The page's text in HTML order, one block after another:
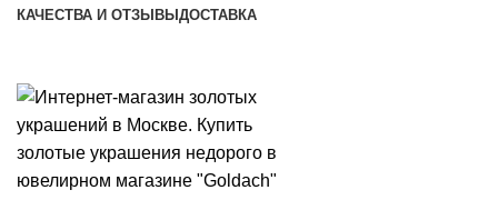
КАЧЕСТВА И ОТЗЫВЫ ДОСТАВКА